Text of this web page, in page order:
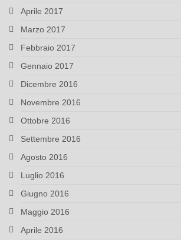
Aprile 2017
Marzo 2017
Febbraio 2017
Gennaio 2017
Dicembre 2016
Novembre 2016
Ottobre 2016
Settembre 2016
Agosto 2016
Luglio 2016
Giugno 2016
Maggio 2016
Aprile 2016